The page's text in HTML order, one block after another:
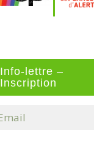
Info-lettre –
Inscription